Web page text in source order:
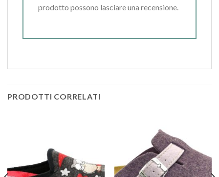
prodotto possono lasciare una recensione.
PRODOTTI CORRELATI